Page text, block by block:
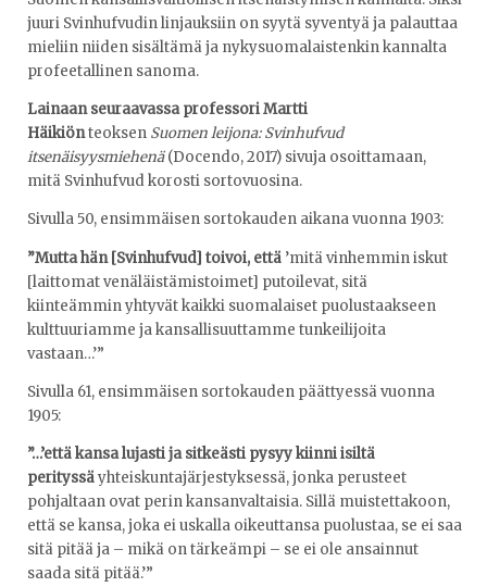
juuri Svinhufvudin linjauksiin on syytä syventyä ja palauttaa
mieliin niiden sisältämä ja nykysuomalaistenkin kannalta
profeetallinen sanoma.
Lainaan seuraavassa professori Martti
Häikiönteoksen Suomen leijona: Svinhufvud
itsenäisyysmiehenä(Docendo, 2017) sivuja osoittamaan,
mitä Svinhufvud korosti sortovuosina.
Sivulla 50, ensimmäisen sortokauden aikana vuonna 1903:
”Mutta hän [Svinhufvud] toivoi, että ’mitä vinhemmin iskut
[laittomat venäläistämistoimet] putoilevat, sitä
kiinteämmin yhtyvät kaikki suomalaiset puolustaakseen
kulttuuriamme ja kansallisuuttamme tunkeilijoita
vastaan…’”
Sivulla 61, ensimmäisen sortokauden päättyessä vuonna
1905:
”…’että kansa lujasti ja sitkeästi pysyy kiinni isiltä
perityssäyhteiskuntajärjestyksessä, jonka perusteet
pohjaltaan ovat perin kansanvaltaisia. Sillä muistettakoon,
että se kansa, joka ei uskalla oikeuttansa puolustaa, se ei saa
sitä pitää ja – mikä on tärkeämpi – se ei ole ansainnut
saada sitä pitää.’”